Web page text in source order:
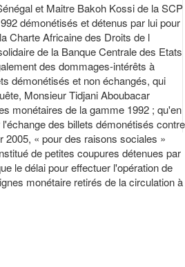
et Maitre Bakoh Kossi de la SCP
démonétisés et détenus par lui pour
Charte Africaine des Droits de l
de la Banque Centrale des Etats
des dommages-intérêts à
démonétisés et non échangés, qui
Monsieur Tidjani Aboubacar
monétaires de la gamme 1992 ; qu'en
des billets démonétisés contre
2005, « pour des raisons sociales »
de petites coupures détenues par
le délai pour effectuer l'opération de
monétaire retirés de la circulation à